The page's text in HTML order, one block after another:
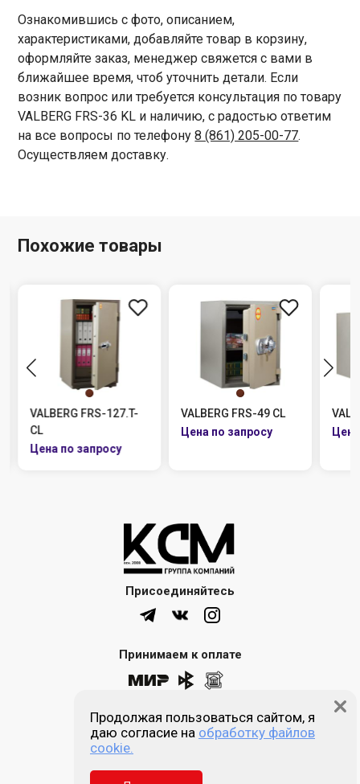
Ознакомившись с фото, описанием,
характеристиками, добавляйте товар в корзину,
оформляйте заказ, менеджер свяжется с вами в
ближайшее время, чтоб уточнить детали. Если
возник вопрос или требуется консультация по товару
VALBERG FRS-36 KL и наличию, с радостью ответим
на все вопросы по телефону8 (861) 205-00-77.
Осуществляем доставку.
Похожие товары
VALBERG FRS-127.T-
CL
VALBERG FRS-49 CL
Присоединяйтесь
Принимаем к оплате
8 (861) 205-00-77
Звонок бесплатный
Продолжая пользоваться сайтом, я
даю согласие на обработку файлов
cookie.